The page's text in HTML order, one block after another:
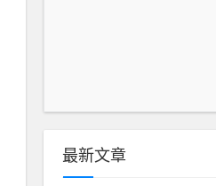
最新文章